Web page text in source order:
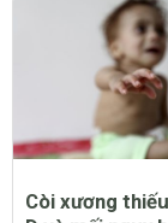
Còi xương